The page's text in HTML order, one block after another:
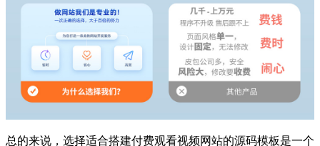
总的来说，选择适合搭建付费观看视频网站的源码模板是一个